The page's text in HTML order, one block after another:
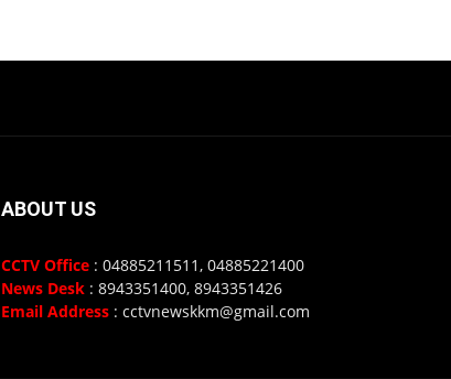
ABOUT US
CCTV Office : 04885211511, 04885221400
News Desk : 8943351400, 8943351426
Email Address : cctvnewskkm@gmail.com